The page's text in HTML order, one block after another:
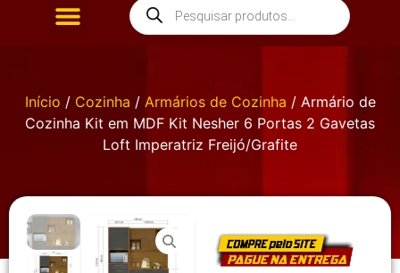
Início / Cozinha / Armários de Cozinha / Armário de
Cozinha Kit em MDF Kit Nesher 6 Portas 2 Gavetas
Loft Imperatriz Freijó/Grafite